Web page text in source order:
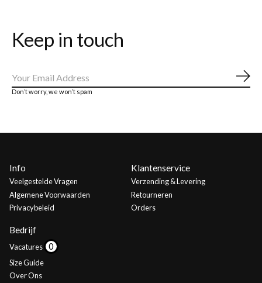
Keep in touch
Don’t worry, we won’t spam
Info
Veelgestelde Vragen
Algemene Voorwaarden
Privacybeleid
Klantenservice
Verzending & Levering
Retourneren
Orders
Bedrijf
Vacatures
Size Guide
Over Ons